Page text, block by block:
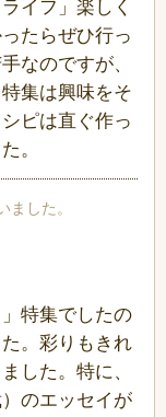
イフ」楽しく
たらぜひ行っ
なのですが、
集は興味をそ
ピは直ぐ作っ
。
した。
特集でしたの
。彩りもきれ
した。特に、
のエッセイが